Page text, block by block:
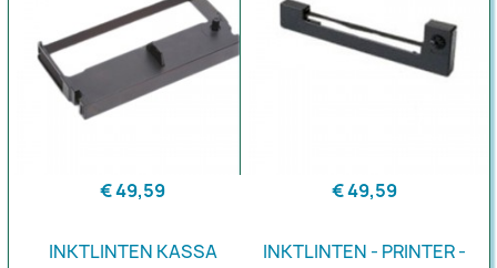
€ 49,59
INKTLINTEN KASSA
€ 49,59
INKTLINTEN - PRINTER -